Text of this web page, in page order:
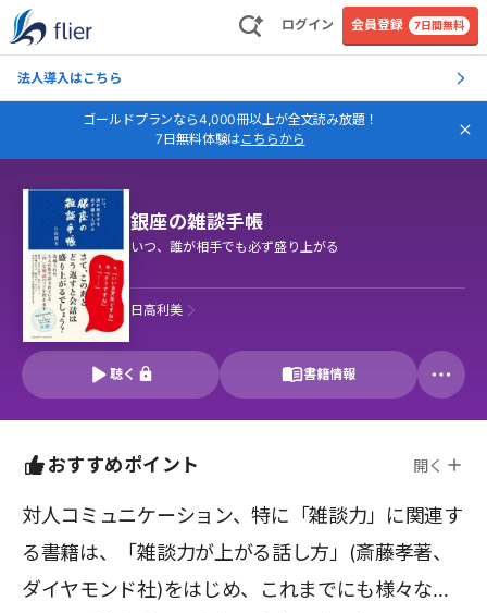
ログイン 会員登録 7日間無料
法人導入はこちら
ゴールドプランなら4,000冊以上が全文読み放題！
7日無料体験はこちらから
銀座の雑談手帳
いつ、誰が相手でも必ず盛り上がる
日高利美
聴く 書籍情報
おすすめポイント 開く
対人コミュニケーション、特に「雑談力」に関連す
る書籍は、「雑談力が上がる話し方」(斎藤孝著、
ダイヤモンド社)をはじめ、これまでにも様々なタ